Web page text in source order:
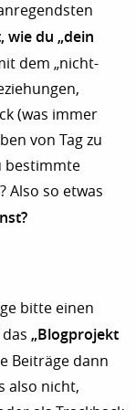
wie du „dein
dem „nicht-
(was immer
von Tag zu
bestimmte
Also so etwas
bitte einen
„Blogprojekt
Beiträge dann
also nicht,